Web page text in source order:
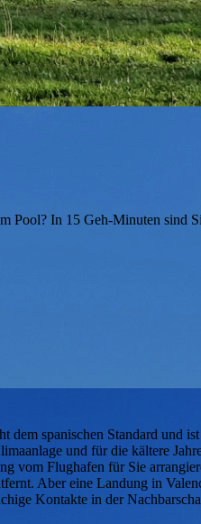
Pool? In 15 Geh-Minuten sind
dem spanischen Standard und
und für die kältere
vom Flughafen für Sie
Aber eine Landung in
Kontakte in der